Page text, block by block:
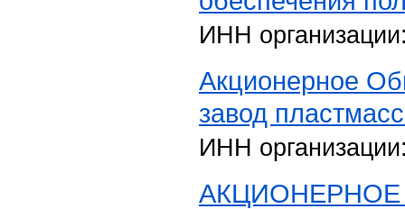
ИНН
Акционерное
завод
ИНН